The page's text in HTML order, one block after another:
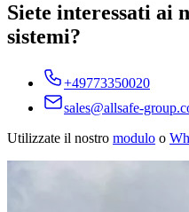
Siete interessati ai
sistemi?
+49773350020
sales@allsafe-
Utilizzate il nostro modulo o